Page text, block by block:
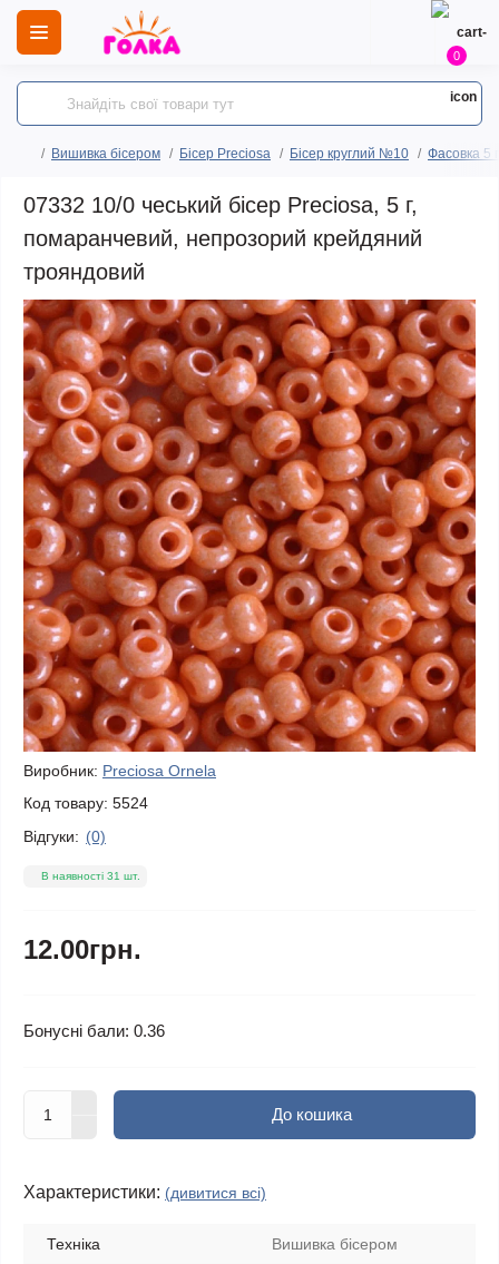
0
Вишивка бісером Бісер Preciosa Бісер круглий №10 Фасовка 5
07332 10/0 чеський бісер Preciosa, 5 г,
помаранчевий, непрозорий крейдяний
трояндовий
Виробник: Preciosa Ornela
Код товару: 5524
Відгуки: (0)
В наявності 31 шт.
12.00грн.
Бонусні бали: 0.36
До кошика
Характеристики: (дивитися всі)
Техніка Вишивка бісером